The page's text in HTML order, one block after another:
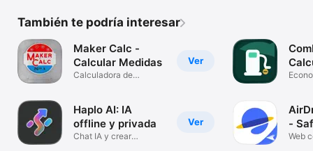
También te podría interesar
Ver
Maker Calc -
Calcular Medidas
Calculadora de
Ver
Haplo AI: IA
offline y privada
Chat IA y crear
-
Web